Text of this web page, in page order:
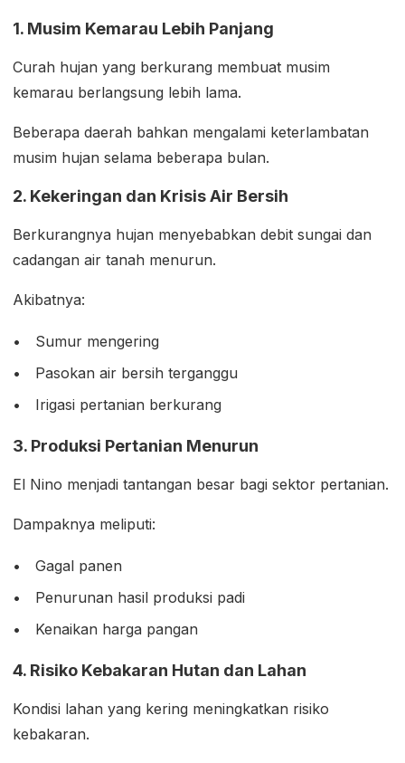
1. Musim Kemarau Lebih Panjang
Curah hujan yang berkurang membuat musim
kemarau berlangsung lebih lama.
Beberapa daerah bahkan mengalami keterlambatan
musim hujan selama beberapa bulan.
2. Kekeringan dan Krisis Air Bersih
Berkurangnya hujan menyebabkan debit sungai dan
cadangan air tanah menurun.
Akibatnya:
Sumur mengering
Pasokan air bersih terganggu
Irigasi pertanian berkurang
3. Produksi Pertanian Menurun
El Nino menjadi tantangan besar bagi sektor pertanian.
Dampaknya meliputi:
Gagal panen
Penurunan hasil produksi padi
Kenaikan harga pangan
4. Risiko Kebakaran Hutan dan Lahan
Kondisi lahan yang kering meningkatkan risiko
kebakaran.